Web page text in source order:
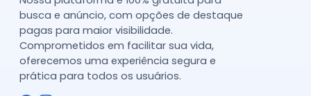
busca e anúncio, com opções de destaque
pagas para maior visibilidade.
Comprometidos em facilitar sua vida,
oferecemos uma experiência segura e
prática para todos os usuários.